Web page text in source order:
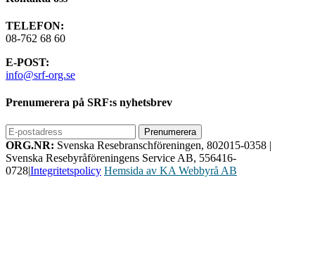
TELEFON:
08-762 68 60
E-POST:
info@srf-org.se
Prenumerera på SRF:s nyhetsbrev
ORG.NR: Svenska Resebranschföreningen, 802015-0358 |
Svenska Resebyråföreningens Service AB, 556416-
0728|Integritetspolicy Hemsida av KA Webbyrå AB